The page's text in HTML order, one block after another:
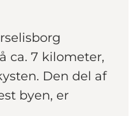
ca. 7 kilometer,
Den del af
byen, er